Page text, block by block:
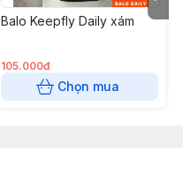
Balo Keepfly Daily xám
105.000đ
Chọn mua